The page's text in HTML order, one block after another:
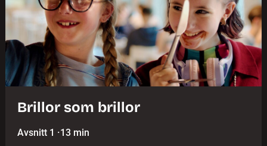
Brillor som brillor
Avsnitt 1 ·13 min